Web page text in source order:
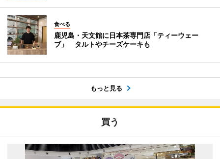
食べる
鹿児島・天文館に日本茶専門店「ティーウェー
ブ」 タルトやチーズケーキも
もっと見る
買う